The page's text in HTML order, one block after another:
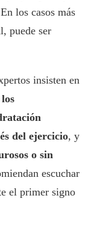
los casos más
puede ser
insisten en
del ejercicio, y
o sin
escuchar
el primer signo